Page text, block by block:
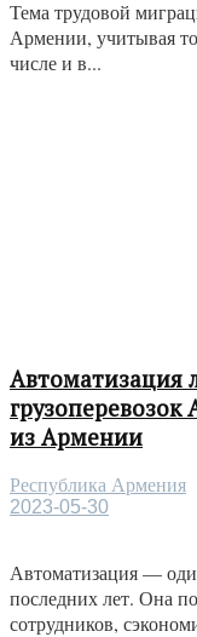
Тема трудовой
Армении, учитывая
числе и в...
Автоматизация
грузоперевозок
из Армении
Республика Армения
2023-05-30
Автоматизация —
последних лет. Она
сотрудников,